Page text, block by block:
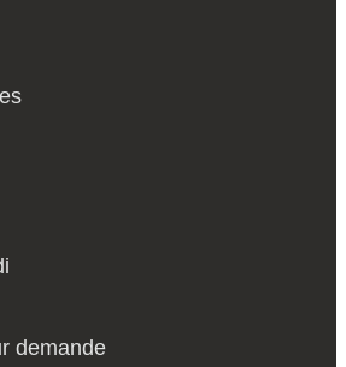
demande